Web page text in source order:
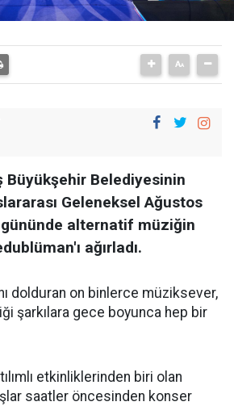
Büyükşehir Belediyesinin
Geleneksel Ağustos
gününde alternatif müziğin
ağırladı.
dolduran on binlerce müziksever,
şarkılara gece boyunca hep bir
etkinliklerinden biri olan
saatler öncesinden konser